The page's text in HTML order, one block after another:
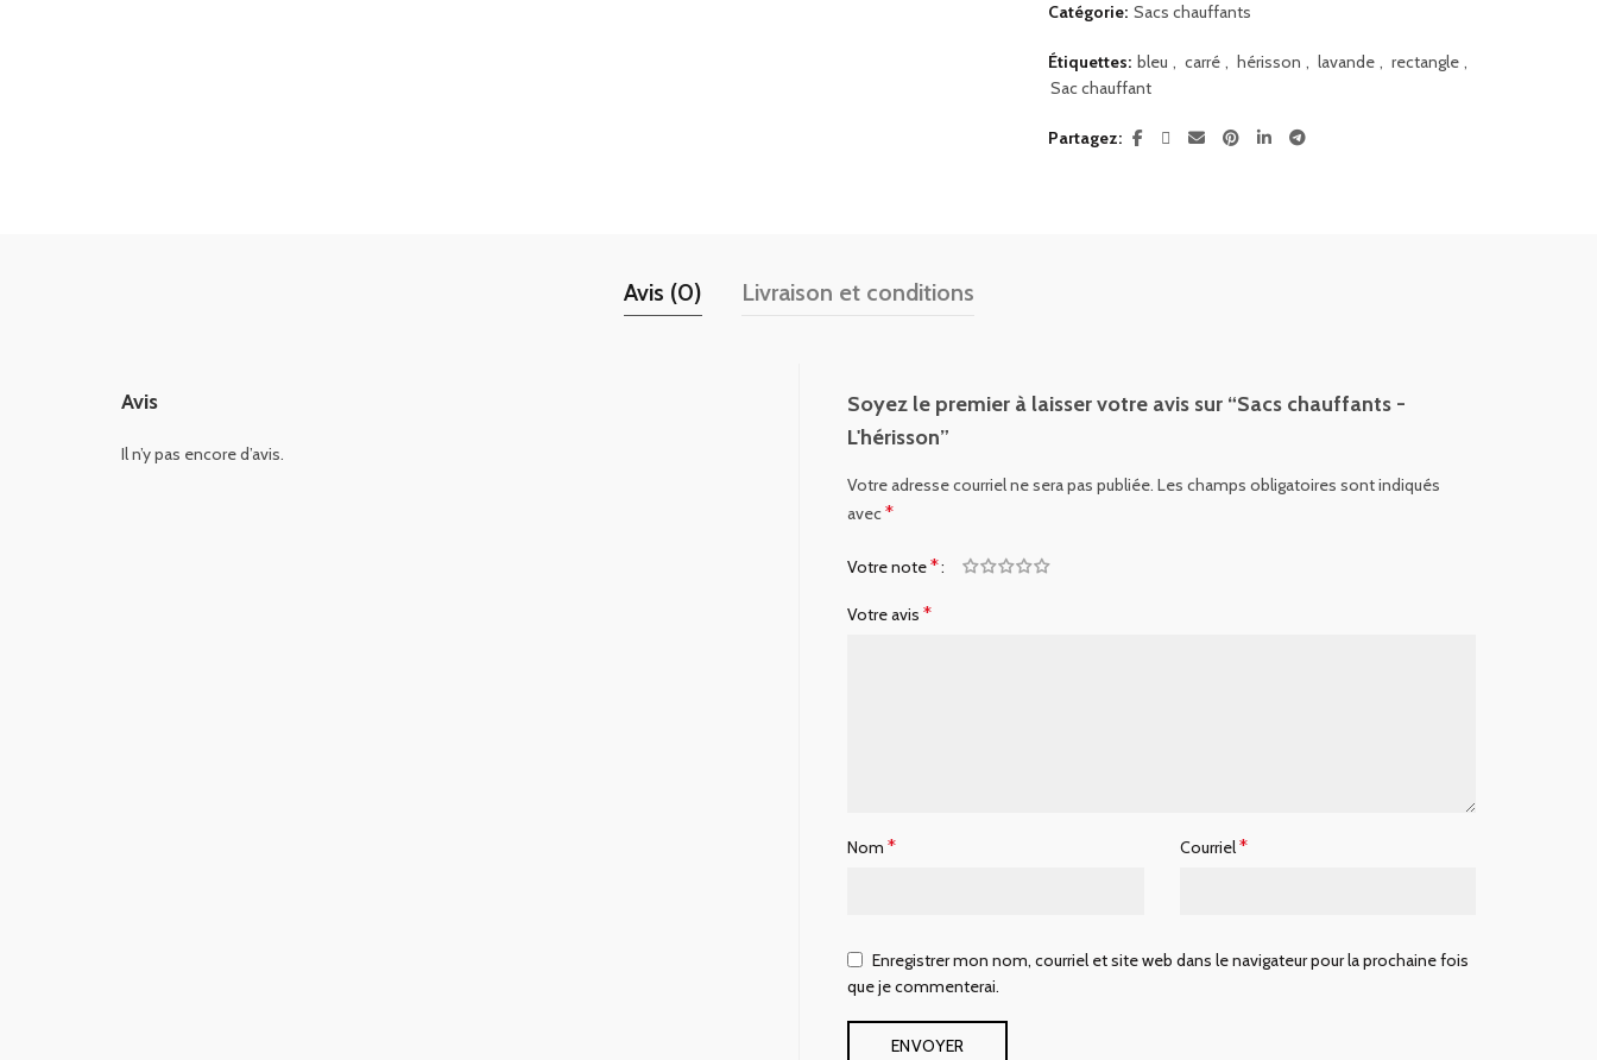
Catégorie: Sacs chauffants
Étiquettes: bleu , carré , hérisson , lavande , rectangle ,
Sac chauffant
Partagez
Avis (0) Livraison et conditions
Avis
Il n’y pas encore d’avis.
Soyez le premier à laisser votre avis sur “Sacs chauffants -
L'hérisson”
Votre adresse courriel ne sera pas publiée. Les champs obligatoires sont indiqués
avec*
Votre note*
Votre avis *
Nom * Courriel*
Enregistrer mon nom, courriel et site web dans le navigateur pour la prochaine fois
que je commenterai.